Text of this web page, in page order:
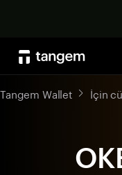
Tangem Wallet İçin